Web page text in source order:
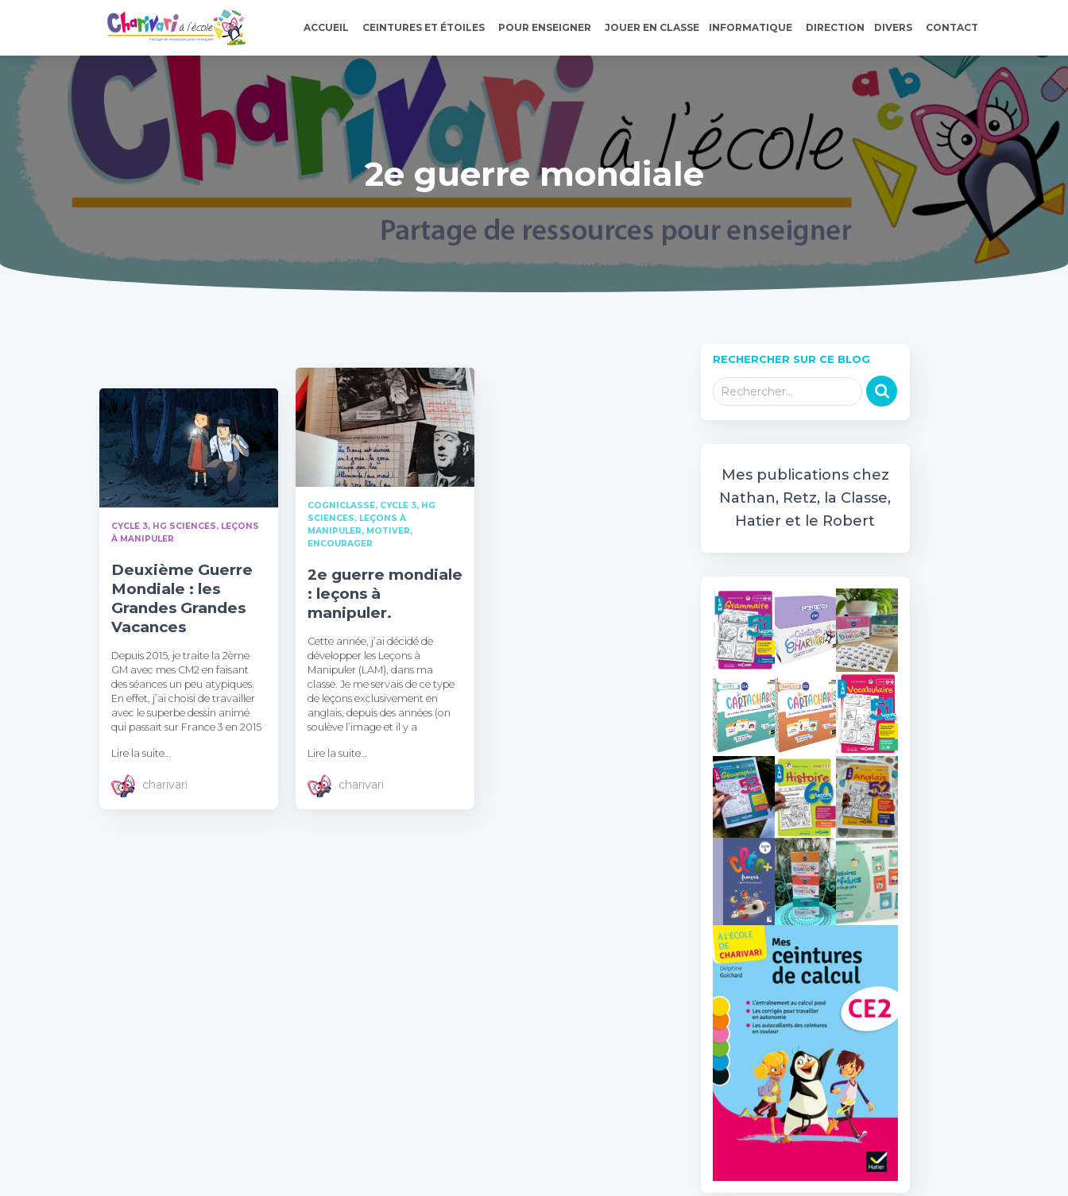
ACCUEIL CEINTURES ET ÉTOILES POUR ENSEIGNER JOUER EN CLASSE INFORMATIQUE DIRECTION DIVERS CONTACT
2e guerre mondiale
CYCLE 3 HG SCIENCES
LEÇONS
À MANIPULER
Deuxième Guerre
Mondiale : les
Grandes Grandes
Vacances
Depuis 2015, je traite la 2ème
GM avec mes CM2 en faisant
des séances un peu atypiques.
En effet, j’ai choisi de travailler
avec le superbe dessin animé
qui passait sur France 3 en 2015
Lire la suite…
charivari
COGNICLASSE CYCLE 3 HG
SCIENCES
LEÇONS À
MANIPULER
MOTIVER,
ENCOURAGER
2e guerre mondiale
: leçons à
manipuler.
Cette année, j’ai décidé de
développer les Leçons à
Manipuler (LAM), dans ma
classe. Je me servais de ce type
de leçons exclusivement en
anglais, depuis des années (on
soulève l’image et il y a
Lire la suite…
charivari
RECHERCHER SUR CE BLOG
R Rechercher…
Mes publications chez
Nathan, Retz, la Classe,
Hatier et le Robert